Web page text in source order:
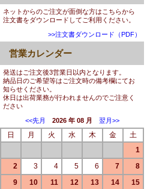
ネットからのご注文が面倒な方はこちらから
注文書をダウンロードしてご利用ください。
>>注文書ダウンロード（PDF）
営業カレンダー
発送はご注文後3営業日以内となります。
納品日のご希望等はご注文時の備考欄にてお
知らせください。
休日は出荷業務が行われませんのでご注意く
ださい
<<先月
2026 年 08 月 翌月>>
日 月 火 水 木 金
土
1
2
3 4 5 6 7
8
9
10 11 12 13 14
15